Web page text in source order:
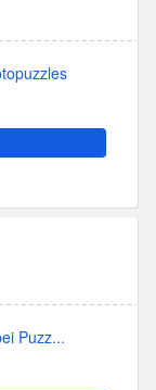
Puzz...